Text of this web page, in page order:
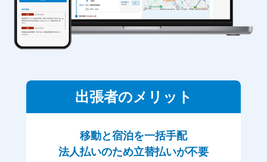
出張者のメリット
移動と宿泊を一括手配
法人払いのため立替払いが不要